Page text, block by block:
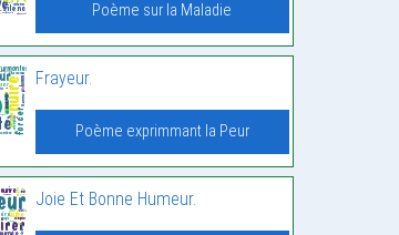
Poème sur la Maladie
Frayeur.
Poème exprimmant la Peur
Joie Et Bonne Humeur.